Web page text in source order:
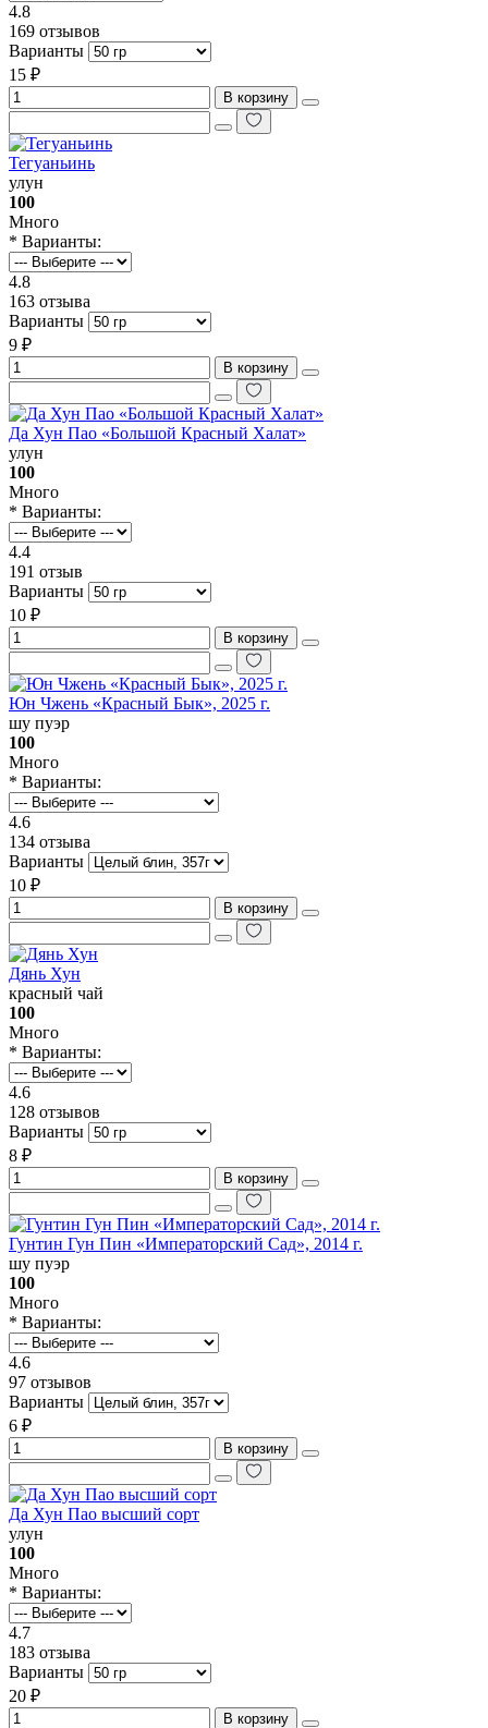
4.8
169 отзывов
Варианты
15 ₽
В корзину
Тегуаньинь
улун
100
Много
* Варианты:
4.8
163 отзыва
Варианты
9 ₽
В корзину
Да Хун Пао «Большой Красный Халат»
улун
100
Много
* Варианты:
4.4
191 отзыв
Варианты
10 ₽
В корзину
Юн Чжень «‎Красный Бык», 2025 г.
шу пуэр
100
Много
* Варианты:
4.6
134 отзыва
Варианты
10 ₽
В корзину
Дянь Хун
красный чай
100
Много
* Варианты:
4.6
128 отзывов
Варианты
8 ₽
В корзину
Гунтин Гун Пин «‎Императорский Сад», 2014 г.
шу пуэр
100
Много
* Варианты:
4.6
97 отзывов
Варианты
6 ₽
В корзину
Да Хун Пао высший сорт
улун
100
Много
* Варианты:
4.7
183 отзыва
Варианты
20 ₽
В корзину